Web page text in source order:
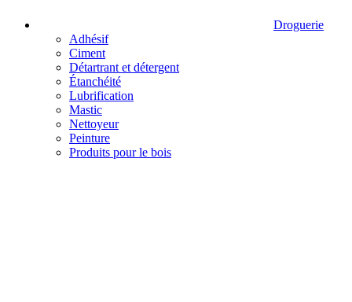
Droguerie
Adhésif
Ciment
Détartrant et détergent
Étanchéité
Lubrification
Mastic
Nettoyeur
Peinture
Produits pour le bois